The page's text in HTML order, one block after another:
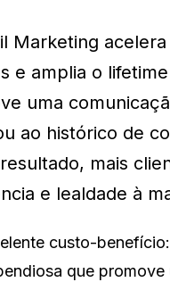
Marketing
e amplia o
uma
ao histórico de
mais
e lealdade à
custo-
que promove